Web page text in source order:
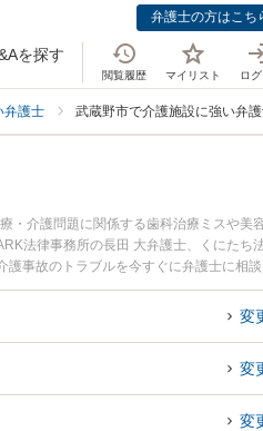
弁護士の方はこち
を探す
閲覧履歴 マイリスト ロ
弁護士 武蔵野市で介護施設に強い弁
・介護問題に関係する歯科治療ミスや美
法律事務所の長田 大弁護士、くにたち
事故のトラブルを今すぐに弁護士に相談
弁護士に相談予約したい』などでお困り
変
変
変